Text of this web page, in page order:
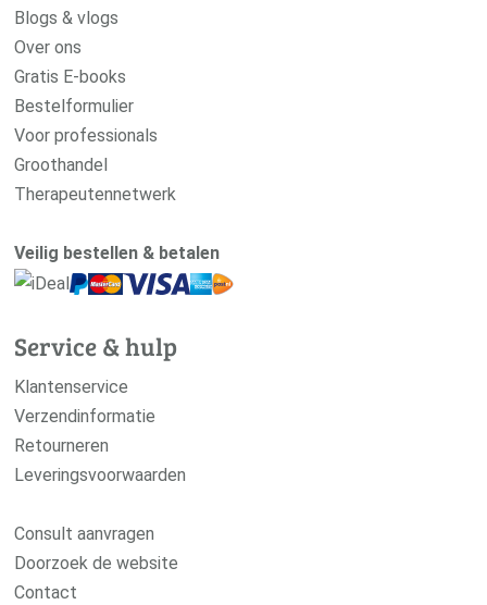
Blogs & vlogs
Over ons
Gratis E-books
Bestelformulier
Voor professionals
Groothandel
Therapeutennetwerk
Veilig bestellen & betalen
Service & hulp
Klantenservice
Verzendinformatie
Retourneren
Leveringsvoorwaarden
Consult aanvragen
Doorzoek de website
Contact